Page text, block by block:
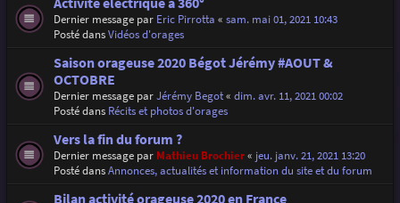
Dernier message par Eric Pirrotta « sam. mai 01, 2021 10:43
Posté dansVidéos d'orages
Saison orageuse 2020 Bégot Jérémy #AOUT &
OCTOBRE
Dernier message parJérémy Begot« dim. avr. 11, 2021 00:02
Posté dans Récits et photos d'orages
Vers la fin du forum ?
Dernier message par Mathieu Brochier« jeu. janv. 21, 2021 13:20
Posté dansAnnonces, actualités et information du site et du forum
Bilan activité orageuse 2020 en France